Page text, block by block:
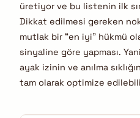
üretiyor ve bu listenin ilk
Dikkat edilmesi gereken
mutlak bir “en iyi” hükmü
sinyaline göre yapması.
ayak izinin ve anılma
tam olarak optimize